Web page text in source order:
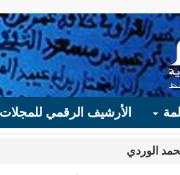
الأرشيف الرقمي للمجلات
الوردي